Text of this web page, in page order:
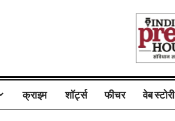
क्राइम शॉर्ट्स फीचर वेब स्टोरी